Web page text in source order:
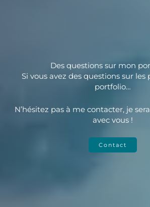
Des questions sur mon
Si vous avez des questions sur
portfolio…
N’hésitez pas à me contacter, je
avec vous !
Contact